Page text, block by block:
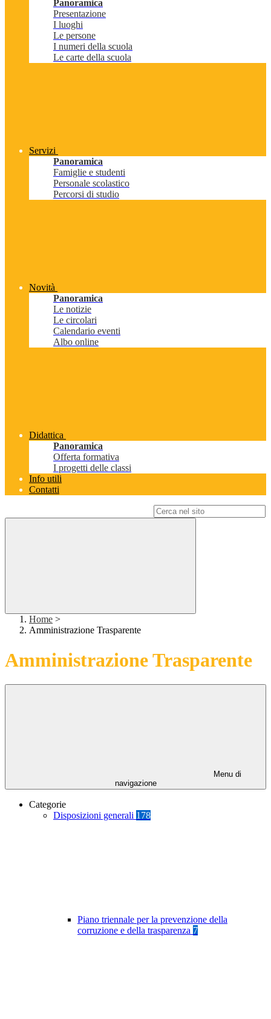
Panoramica
Presentazione
I luoghi
Le persone
I numeri della scuola
Le carte della scuola
Servizi
Panoramica
Famiglie e studenti
Personale scolastico
Percorsi di studio
Novità
Panoramica
Le notizie
Le circolari
Calendario eventi
Albo online
Didattica
Panoramica
Offerta formativa
I progetti delle classi
Info utili
Contatti
Home >
Amministrazione Trasparente
Amministrazione Trasparente
Menu di
navigazione
Categorie
Disposizioni generali 178
Piano triennale per la prevenzione della
corruzione e della trasparenza 7